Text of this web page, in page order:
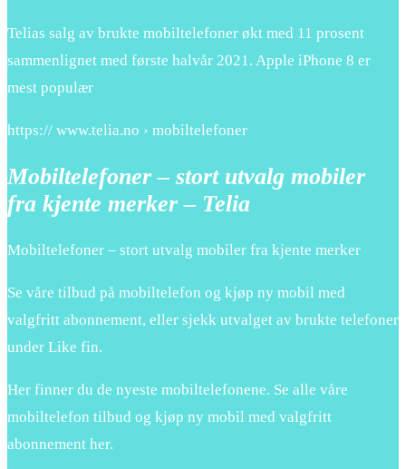
Telias salg av brukte mobiltelefoner økt med 11 prosent
sammenlignet med første halvår 2021. Apple iPhone 8 er
mest populær
https:// www.telia.no › mobiltelefoner
Mobiltelefoner – stort utvalg mobiler
fra kjente merker – Telia
Mobiltelefoner – stort utvalg mobiler fra kjente merker
Se våre tilbud på mobiltelefon og kjøp ny mobil med
valgfritt abonnement, eller sjekk utvalget av brukte telefoner
under Like fin.
Her finner du de nyeste mobiltelefonene. Se alle våre
mobiltelefon tilbud og kjøp ny mobil med valgfritt
abonnement her.